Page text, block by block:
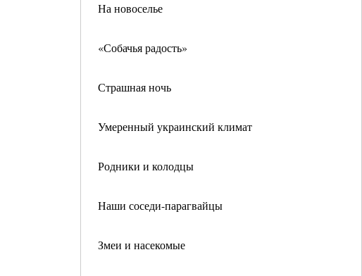
На новоселье
«Собачья радость»
Страшная ночь
Умеренный украинский климат
Родники и колодцы
Наши соседи-парагвайцы
Змеи и насекомые